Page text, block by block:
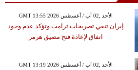
GMT 13:55 2026 الأحد ,02 آب / أغسطس
إيران تنفي تصريحات ترامب وتؤكد عدم وجود
اتفاق لإعادة فتح مضيق هرمز
GMT 13:19 2026 الأحد ,02 آب / أغسطس